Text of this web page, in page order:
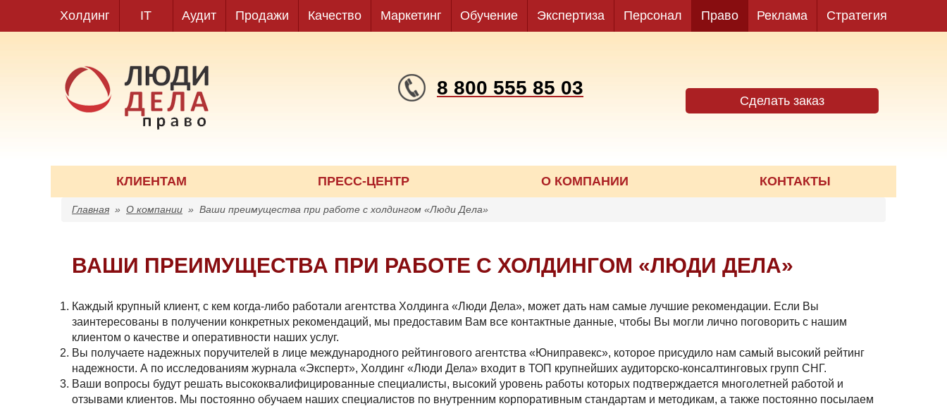
Холдинг IT Аудит Продажи Качество Маркетинг Обучение Экспертиза Персонал Право Реклама Стратегия
Сделать заказ
8 800 555 85 03
КЛИЕНТАМ ПРЕСС-ЦЕНТР О КОМПАНИИ КОНТАКТЫ
Главная » О компании » Ваши преимущества при работе с холдингом «Люди Дела»
ВАШИ ПРЕИМУЩЕСТВА ПРИ РАБОТЕ С ХОЛДИНГОМ «ЛЮДИ ДЕЛА»
Каждый крупный клиент, с кем когда-либо работали агентства Холдинга «Люди Дела», может дать нам самые лучшие рекомендации. Если Вы
заинтересованы в получении конкретных рекомендаций, мы предоставим Вам все контактные данные, чтобы Вы могли лично поговорить с нашим
клиентом о качестве и оперативности наших услуг.
Вы получаете надежных поручителей в лице международного рейтингового агентства «Юниправекс», которое присудило нам самый высокий рейтинг
надежности. А по исследованиям журнала «Эксперт», Холдинг «Люди Дела» входит в ТОП крупнейших аудиторско-консалтинговых групп СНГ.
Ваши вопросы будут решать высококвалифицированные специалисты, высокий уровень работы которых подтверждается многолетней работой и
отзывами клиентов. Мы постоянно обучаем наших специалистов по внутренним корпоративным стандартам и методикам, а также постоянно посылаем